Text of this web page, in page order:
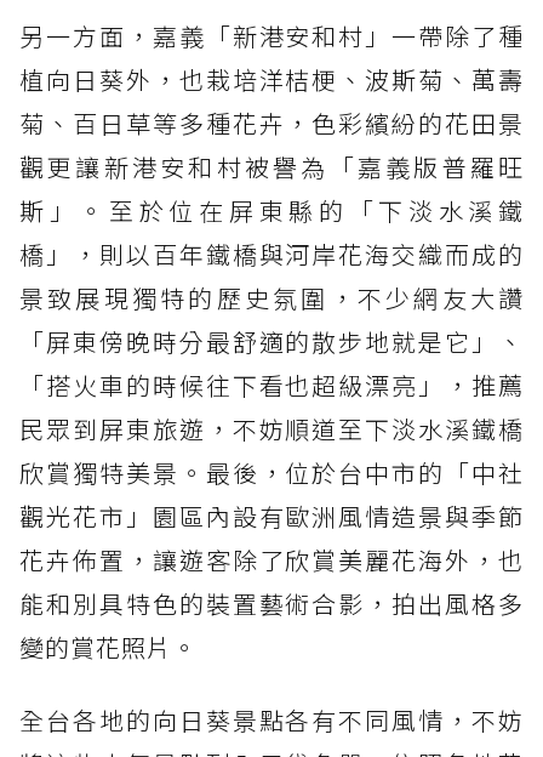
另一方面，嘉義「新港安和村」一帶除了種
植向日葵外，也栽培洋桔梗、波斯菊、萬壽
菊、百日草等多種花卉，色彩繽紛的花田景
觀更讓新港安和村被譽為「嘉義版普羅旺
斯」。至於位在屏東縣的「下淡水溪鐵
橋」，則以百年鐵橋與河岸花海交織而成的
景致展現獨特的歷史氛圍，不少網友大讚
「屏東傍晚時分最舒適的散步地就是它」、
「搭火車的時候往下看也超級漂亮」，推薦
民眾到屏東旅遊，不妨順道至下淡水溪鐵橋
欣賞獨特美景。最後，位於台中市的「中社
觀光花市」園區內設有歐洲風情造景與季節
花卉佈置，讓遊客除了欣賞美麗花海外，也
能和別具特色的裝置藝術合影，拍出風格多
變的賞花照片。
全台各地的向日葵景點各有不同風情，不妨